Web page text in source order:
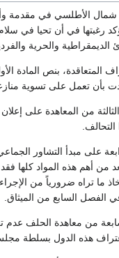
الأطلسي في مقدمة
رغبتها في أن تحيا في
الديمقراطية والحرية
المتعاقدة، بنص المادة
بأن تعمل على تسوية
من المعاهدة على
على مبدأ التشاور
من أهم هذه المواد كلها
ما تراه ضرورياً من
الفصل السابع من الميثاق.
من معاهدة الحلف عدم
هذه الدول بسلطة مجلس